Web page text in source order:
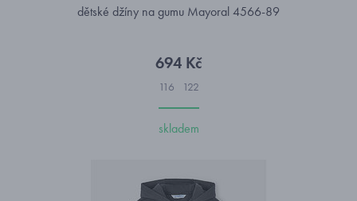
dětské džíny na gumu Mayoral 4566-89
694 Kč
116 122
skladem